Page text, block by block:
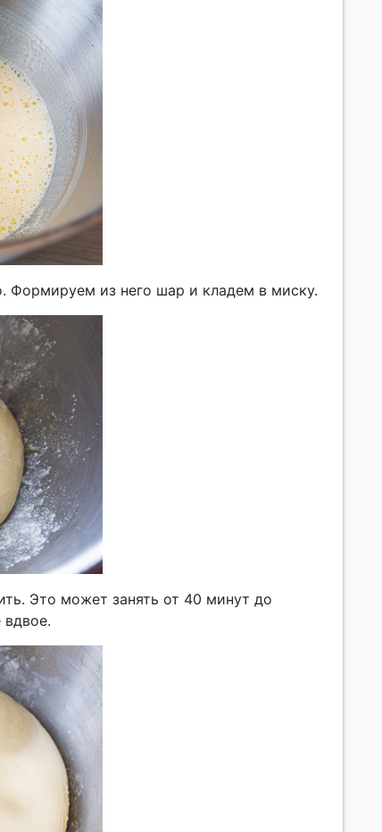
Формируем из него шар и кладем в миску.
Это может занять от 40 минут до